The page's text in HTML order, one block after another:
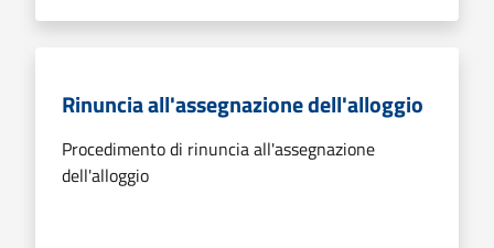
Rinuncia all'assegnazione dell'alloggio
Procedimento di rinuncia all'assegnazione
dell'alloggio